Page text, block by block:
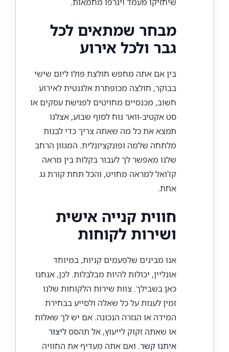
מבחר שמתאים לכל
גבר ולכל אירוע
בין אם אתה מחפש חולצת פולו ליום שישי
בבוקר, חולצה מכופתרת אלגנטית לאירוע
חשוב, מכנסיים מחויטים לפגישת עסקים או
סט אקטיב-וואר נוח לסוף שבוע, אצלנו
תמצא את כל מה שאתה צריך כדי לבנות
מלתחה שלמה ופונקציונלית. המגוון הרחב
שלנו מאפשר לך לעבור בקלות בין מראה
קז’ואל למראה מחויט, והכל תחת קורת גג
אחת.
חווית קנייה אישית
ושירות לקוחות
אנו מבינים שלפעמים קניות, במיוחד
אונליין, יכולות להיות מבלבלות. לכן, אנחנו
כאן בשבילך. צוות שירות הלקוחות שלנו
זמין לענות על כל שאלה ולסייע בבחירת
המידה או הגזרה הנכונה. אם יש לך שאלות
או שאתה זקוק לייעוץ, אל תהססליצור
איתנו קשר. ואם אתה מעדיף את החוויה